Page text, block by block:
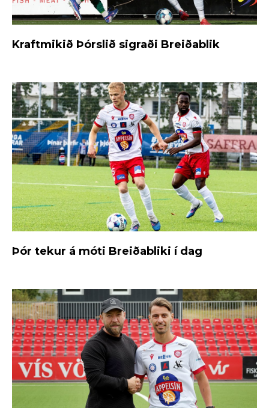
Kraftmikið Þórslið sigraði Breiðablik
Þór tekur á móti Breiðabliki í dag